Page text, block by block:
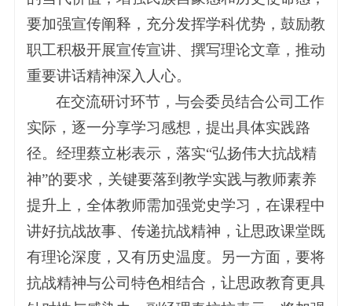
要加强宣传阐释，充分发挥学科优势，鼓励教
职工积极开展宣传宣讲、撰写理论文章，推动
重要讲话精神深入人心。
在交流研讨环节，与会委员结合公司工作
实际，逐一分享学习感想，提出具体实践路
径。经理蔡立彬表示，落实“弘扬伟大抗战精
神”的要求，关键要落到教学实践与教师素养
提升上，全体教师需加强党史学习，在课程中
讲好抗战故事、传递抗战精神，让思政课堂既
有理论深度，又有历史温度。另一方面，要将
抗战精神与公司特色相结合，让思政教育更具